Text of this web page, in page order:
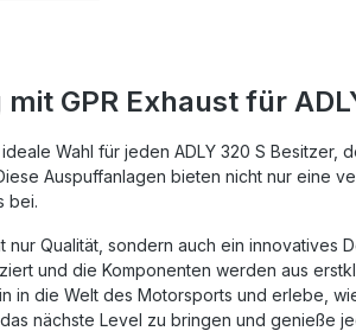
2
Produkte
GPR Exhaust für
ideale Wahl für jeden ADLY 320 S
Auspuffanlagen bieten nicht nur eine
bei.
nur Qualität, sondern auch ein
und die Komponenten werden aus
in die Welt des Motorsports und erlebe,
nächste Level zu bringen und genieße